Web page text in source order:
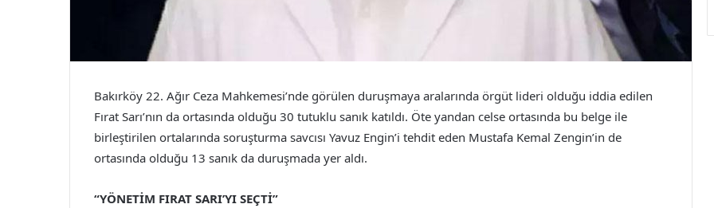
Bakırköy 22. Ağır Ceza Mahkemesi’nde görülen duruşmaya aralarında örgüt lideri olduğu iddia edilen
Fırat Sarı’nın da ortasında olduğu 30 tutuklu sanık katıldı. Öte yandan celse ortasında bu belge ile
birleştirilen ortalarında soruşturma savcısı Yavuz Engin’i tehdit eden Mustafa Kemal Zengin’in de
ortasında olduğu 13 sanık da duruşmada yer aldı.
“YÖNETİM FIRAT SARI’YI SEÇTİ”